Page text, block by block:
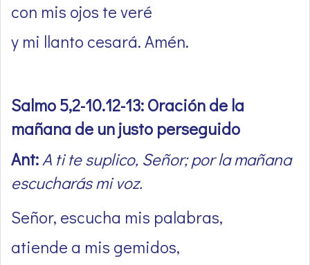
con mis ojos te veré
y mi llanto cesará. Amén.
Salmo 5,2-10.12-13: Oración de la
mañana de un justo perseguido
Ant:A ti te suplico, Señor; por la mañana
escucharás mi voz.
Señor, escucha mis palabras,
atiende a mis gemidos,